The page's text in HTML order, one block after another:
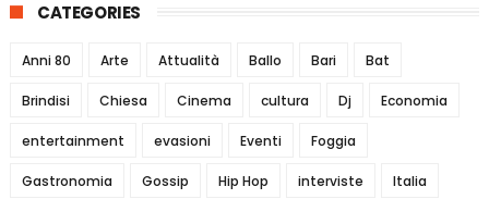
CATEGORIES
Anni 80 Arte Attualità Ballo Bari Bat
Brindisi Chiesa Cinema cultura Dj Economia
entertainment evasioni Eventi Foggia
Gastronomia Gossip Hip Hop interviste Italia